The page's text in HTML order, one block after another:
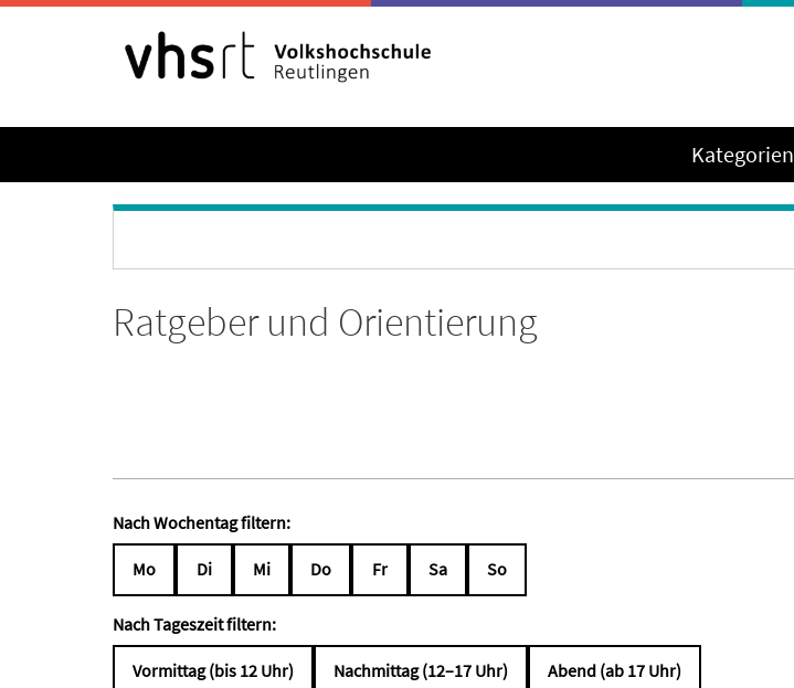
Kategorien
Ratgeber und Orientierung
Nach Wochentag filtern:
Mo Di Mi Do Fr Sa So
Nach Tageszeit filtern:
Vormittag (bis 12 Uhr) Nachmittag (12–17 Uhr) Abend (ab 17 Uhr)